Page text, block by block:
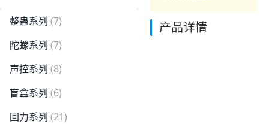
整蛊系列 (7)
陀螺系列 (7)
声控系列 (8)
盲盒系列 (6)
回力系列 (21)
产品详情